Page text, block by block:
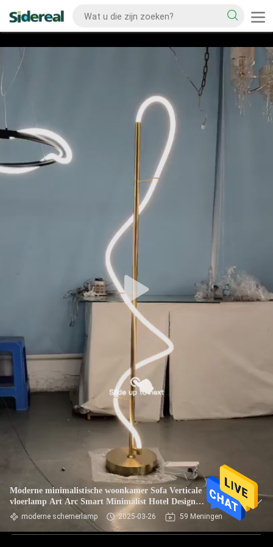
Moderne minimalistische woonkamer Sofa Verticale
vloerlamp Art Arc Smart Minimalist Hotel Design
Slaapkamer Bedlid LED vloerlicht
moderne schemerlamp 2025-03-26 59 Meningen